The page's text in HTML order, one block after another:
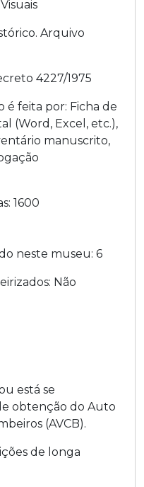
Arquivo
4227/1975
é feita por: Ficha de
(Word, Excel, etc.),
manuscrito,
1600
neste museu: 6
Não
está se
obtenção do Auto
(AVCB).
de longa